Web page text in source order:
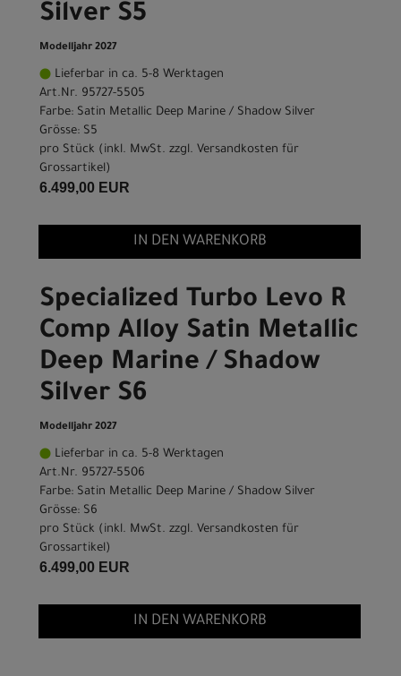
Silver S5
Modelljahr 2027
Lieferbar in ca. 5-8 Werktagen
Art.Nr. 95727-5505
Farbe: Satin Metallic Deep Marine / Shadow Silver
Grösse: S5
pro Stück (inkl. MwSt. zzgl. Versandkosten für
Grossartikel)
6.499,00 EUR
IN DEN WARENKORB
Specialized Turbo Levo R
Comp Alloy Satin Metallic
Deep Marine / Shadow
Silver S6
Modelljahr 2027
Lieferbar in ca. 5-8 Werktagen
Art.Nr. 95727-5506
Farbe: Satin Metallic Deep Marine / Shadow Silver
Grösse: S6
pro Stück (inkl. MwSt. zzgl. Versandkosten für
Grossartikel)
6.499,00 EUR
IN DEN WARENKORB